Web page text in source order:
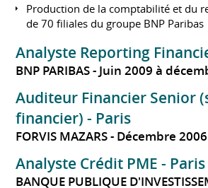
Production de la comptabilité et du
de 70 filiales du groupe BNP Paribas
Analyste Reporting
BNP PARIBAS Juin 2009 à
Auditeur Financier Senior
financier) - Paris
FORVIS MAZARS Décembre
Analyste Crédit PME -
BANQUE PUBLIQUE